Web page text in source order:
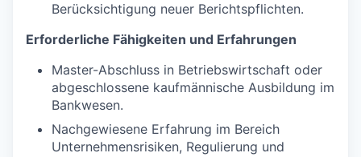
Berücksichtigung neuer Berichtspflichten.
Erforderliche Fähigkeiten und Erfahrungen
Master-Abschluss in Betriebswirtschaft oder
abgeschlossene kaufmännische Ausbildung im
Bankwesen.
Nachgewiesene Erfahrung im Bereich
Unternehmensrisiken, Regulierung und